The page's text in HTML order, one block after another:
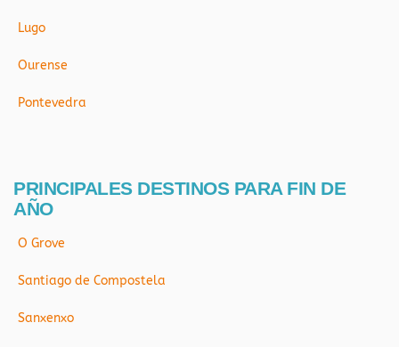
Lugo
Ourense
Pontevedra
PRINCIPALES DESTINOS PARA FIN DE
AÑO
O Grove
Santiago de Compostela
Sanxenxo